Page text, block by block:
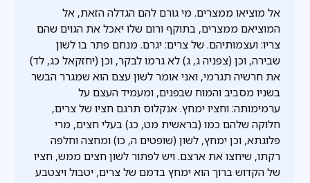
אל מוציאו ממצרים. מי גורם להם הגדלה הזאת, אל
המוציאם ממצרים, בתוקף ורום שלו יאכל את הגוים שהם
צריו: ועצמותיהם. של צרים: יגרם. מנחם פתר בו לשון
שבירה, וכן (צפניה ג, ג) לא גרמו לבקר, וכן (יחזקאל כג, לד)
את חרשיה תגרמי, ואני אומר לשון עצם הוא שמגרר הבשר
בשניו מסביב והמוח שבפנים, ומעמיד העצם על
ערמימותה: וחציו ימחץ. אנקלוס תרגם חציו של צרים,
חלוקה שלהם כמו (בראשית מט, כג) בעלי חצים, מרי
פלוגתא, וכן ימחץ, לשון (שופטים ה, כו) ומחצה וחלפה
רקתו, שיחצו את ארצם. ויש לפתור לשון חצים ממש, חציו
של הקדוש ברוך הוא ימחץ בדמם של צרים, יטבול ויצטבע